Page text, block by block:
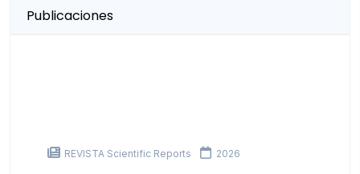
Publicaciones
REVISTA Scientific Reports 2026